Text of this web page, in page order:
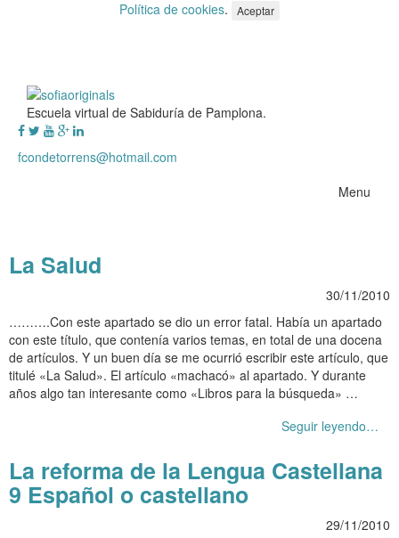
Política de cookies. Aceptar
Escuela virtual de Sabiduría de Pamplona.
fcondetorrens@hotmail.com
Menu
La Salud
30/11/2010
……….Con este apartado se dio un error fatal. Había un apartado
con este título, que contenía varios temas, en total de una docena
de artículos. Y un buen día se me ocurrió escribir este artículo, que
titulé «La Salud». El artículo «machacó» al apartado. Y durante
años algo tan interesante como «Libros para la búsqueda» …
Seguir leyendo…
La reforma de la Lengua Castellana
9 Español o castellano
29/11/2010